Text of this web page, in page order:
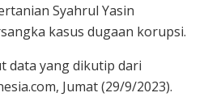
Syahrul Yasin
kasus dugaan korupsi.
data yang dikutip dari
Jumat (29/9/2023).